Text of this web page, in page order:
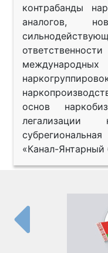
контрабанды
аналогов,
основ
легализации
«Канал-Янтарный